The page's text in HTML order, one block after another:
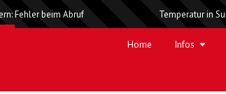
Fehler beim Abruf Temperatur in
Home Infos